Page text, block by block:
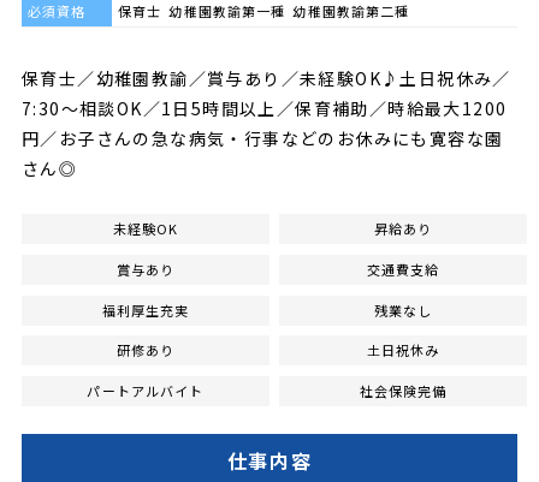
必須資格
保育士 幼稚園教諭第一種 幼稚園教諭第二種
保育士／幼稚園教諭／賞与あり／未経験OK♪土日祝休み／
7:30～相談OK／1日5時間以上／保育補助／時給最大1200
円／お子さんの急な病気・行事などのお休みにも寛容な園
さん◎
未経験OK 昇給あり
賞与あり 交通費支給
福利厚生充実 残業なし
研修あり 土日祝休み
パートアルバイト 社会保険完備
仕事内容